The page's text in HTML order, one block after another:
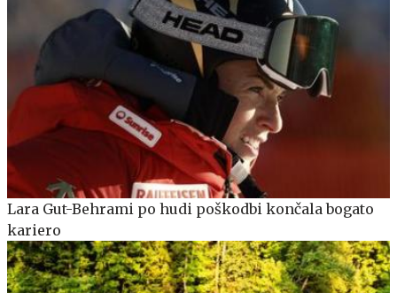
Lara Gut-Behrami po hudi poškodbi končala bogato
kariero